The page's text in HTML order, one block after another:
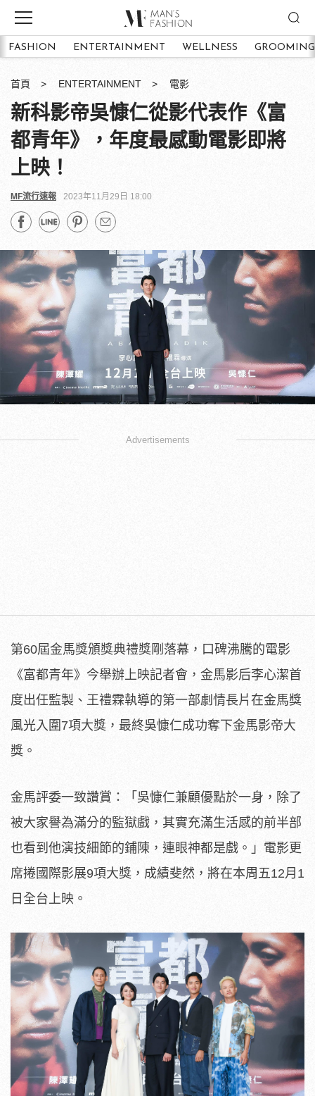
FASHION ENTERTAINMENT WELLNESS GROOMING
首頁 ENTERTAINMENT 電影
新科影帝吳慷仁從影代表作《富
都青年》，年度最感動電影即將
上映！
MF流行速報 2023年11月29日 18:00
Advertisements
第60屆金馬獎頒獎典禮獎剛落幕，口碑沸騰的電影
《富都青年》今舉辦上映記者會，金馬影后李心潔首
度出任監製、王禮霖執導的第一部劇情長片在金馬獎
風光入圍7項大獎，最終吳慷仁成功奪下金馬影帝大
獎。
金馬評委一致讚賞：「吳慷仁兼顧優點於一身，除了
被大家譽為滿分的監獄戲，其實充滿生活感的前半部
也看到他演技細節的鋪陳，連眼神都是戲。」電影更
席捲國際影展9項大獎，成績斐然，將在本周五12月1
日全台上映。